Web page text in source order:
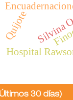
Quijote Silvina
Hospital
30 días)